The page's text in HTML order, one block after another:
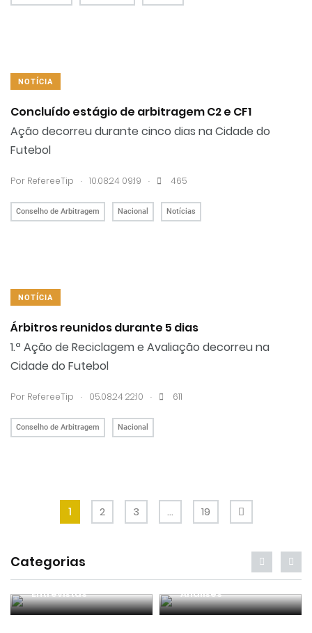
NOTÍCIA
Concluído estágio de arbitragem C2 e CF1
Ação decorreu durante cinco dias na Cidade do
Futebol
Por RefereeTip . 10.08.24 09:19 . 465
Conselho de Arbitragem Nacional Notícias
NOTÍCIA
Árbitros reunidos durante 5 dias
1.ª Ação de Reciclagem e Avaliação decorreu na
Cidade do Futebol
Por RefereeTip . 05.08.24 22:10 . 611
Conselho de Arbitragem Nacional
1 2 3 … 19
Categorias
Entrevistas Análises